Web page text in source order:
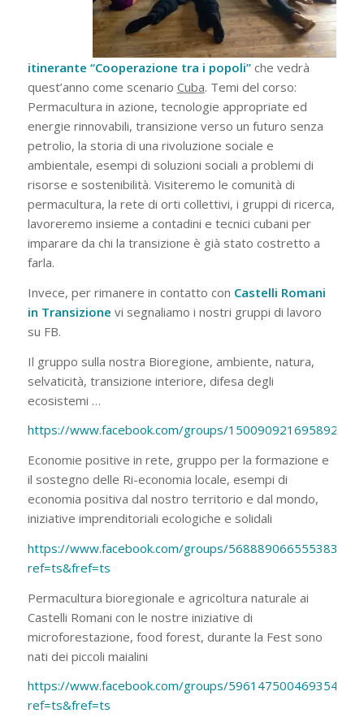
itinerante “Cooperazione tra i popoli”che vedrà
quest’anno come scenario Cuba. Temi del corso:
Permacultura in azione, tecnologie appropriate ed
energie rinnovabili, transizione verso un futuro senza
petrolio, la storia di una rivoluzione sociale e
ambientale, esempi di soluzioni sociali a problemi di
risorse e sostenibilità. Visiteremo le comunità di
permacultura, la rete di orti collettivi, i gruppi di ricerca,
lavoreremo insieme a contadini e tecnici cubani per
imparare da chi la transizione è già stato costretto a
farla.
Invece, per rimanere in contatto con Castelli Romani
in Transizione vi segnaliamo i nostri gruppi di lavoro
su FB.
Il gruppo sulla nostra Bioregione, ambiente, natura,
selvaticità, transizione interiore, difesa degli
ecosistemi …
https://www.facebook.com/groups/150090921695892/
Economie positive in rete, gruppo per la formazione e
il sostegno delle Ri-economia locale, esempi di
economia positiva dal nostro territorio e dal mondo,
iniziative imprenditoriali ecologiche e solidali
https://www.facebook.com/groups/568889066555383/?
ref=ts&fref=ts
Permacultura bioregionale e agricoltura naturale ai
Castelli Romani con le nostre iniziative di
microforestazione, food forest, durante la Fest sono
nati dei piccoli maialini
https://www.facebook.com/groups/596147500469354/?
ref=ts&fref=ts